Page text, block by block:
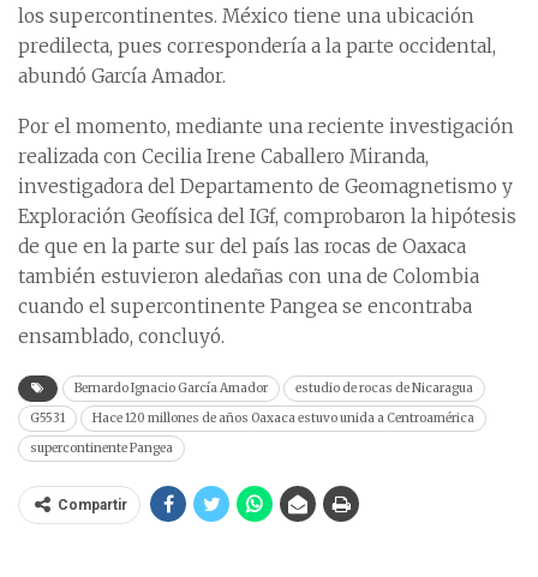
los supercontinentes. México tiene una ubicación
predilecta, pues correspondería a la parte occidental,
abundó García Amador.
Por el momento, mediante una reciente investigación
realizada con Cecilia Irene Caballero Miranda,
investigadora del Departamento de Geomagnetismo y
Exploración Geofísica del IGf, comprobaron la hipótesis
de que en la parte sur del país las rocas de Oaxaca
también estuvieron aledañas con una de Colombia
cuando el supercontinente Pangea se encontraba
ensamblado, concluyó.
Bernardo Ignacio García Amador
estudio de rocas de Nicaragua
G5531
Hace 120 millones de años Oaxaca estuvo unida a Centroamérica
supercontinente Pangea
Compartir